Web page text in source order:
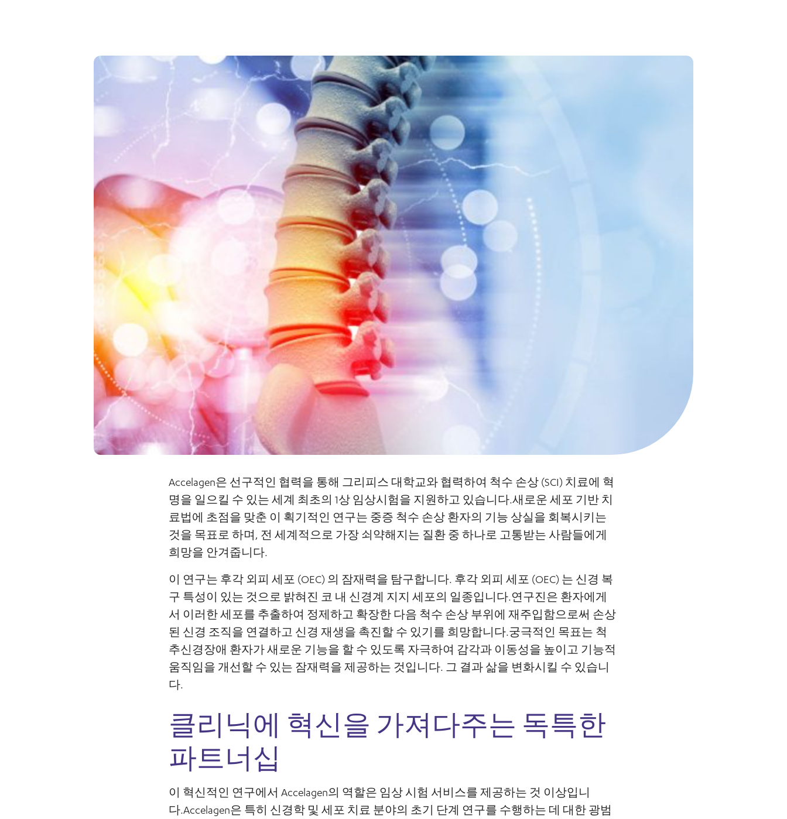
Accelagen은 선구적인 협력을 통해 그리피스 대학교와 협력하여 척수 손상 (SCI) 치료에 혁
명을 일으킬 수 있는 세계 최초의 1상 임상시험을 지원하고 있습니다.새로운 세포 기반 치
료법에 초점을 맞춘 이 획기적인 연구는 중증 척수 손상 환자의 기능 상실을 회복시키는
것을 목표로 하며, 전 세계적으로 가장 쇠약해지는 질환 중 하나로 고통받는 사람들에게
희망을 안겨줍니다.
이 연구는 후각 외피 세포 (OEC) 의 잠재력을 탐구합니다. 후각 외피 세포 (OEC) 는 신경 복
구 특성이 있는 것으로 밝혀진 코 내 신경계 지지 세포의 일종입니다.연구진은 환자에게
서 이러한 세포를 추출하여 정제하고 확장한 다음 척수 손상 부위에 재주입함으로써 손상
된 신경 조직을 연결하고 신경 재생을 촉진할 수 있기를 희망합니다.궁극적인 목표는 척
추신경장애 환자가 새로운 기능을 할 수 있도록 자극하여 감각과 이동성을 높이고 기능적
움직임을 개선할 수 있는 잠재력을 제공하는 것입니다. 그 결과 삶을 변화시킬 수 있습니
다.
클리닉에 혁신을 가져다주는 독특한
파트너십
이 혁신적인 연구에서 Accelagen의 역할은 임상 시험 서비스를 제공하는 것 이상입니
다.Accelagen은 특히 신경학 및 세포 치료 분야의 초기 단계 연구를 수행하는 데 대한 광범